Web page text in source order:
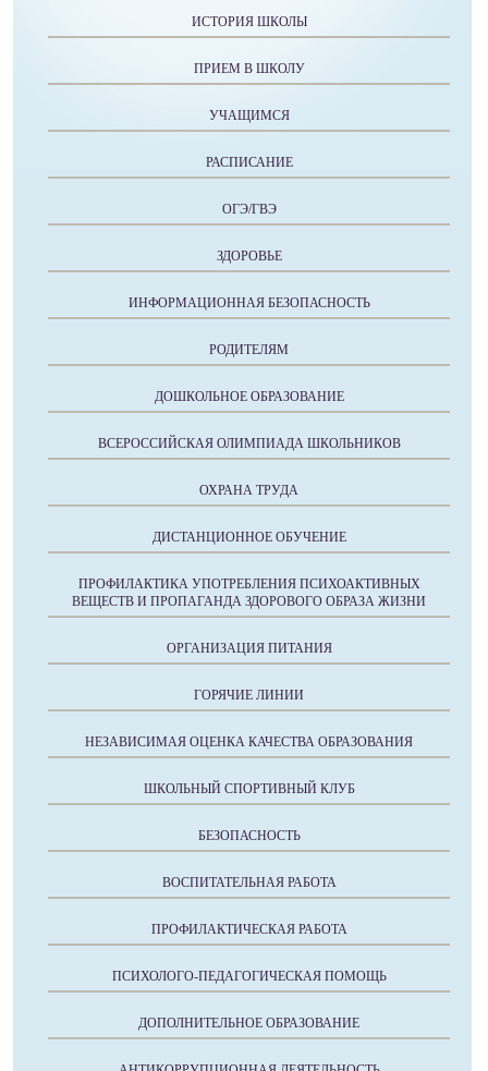
ИСТОРИЯ ШКОЛЫ
ПРИЕМ В ШКОЛУ
УЧАЩИМСЯ
РАСПИСАНИЕ
ОГЭ/ГВЭ
ЗДОРОВЬЕ
ИНФОРМАЦИОННАЯ БЕЗОПАСНОСТЬ
РОДИТЕЛЯМ
ДОШКОЛЬНОЕ ОБРАЗОВАНИЕ
ВСЕРОССИЙСКАЯ ОЛИМПИАДА ШКОЛЬНИКОВ
ОХРАНА ТРУДА
ДИСТАНЦИОННОЕ ОБУЧЕНИЕ
ПРОФИЛАКТИКА УПОТРЕБЛЕНИЯ ПСИХОАКТИВНЫХ
ВЕЩЕСТВ И ПРОПАГАНДА ЗДОРОВОГО ОБРАЗА ЖИЗНИ
ОРГАНИЗАЦИЯ ПИТАНИЯ
ГОРЯЧИЕ ЛИНИИ
НЕЗАВИСИМАЯ ОЦЕНКА КАЧЕСТВА ОБРАЗОВАНИЯ
ШКОЛЬНЫЙ СПОРТИВНЫЙ КЛУБ
БЕЗОПАСНОСТЬ
ВОСПИТАТЕЛЬНАЯ РАБОТА
ПРОФИЛАКТИЧЕСКАЯ РАБОТА
ПСИХОЛОГО-ПЕДАГОГИЧЕСКАЯ ПОМОЩЬ
ДОПОЛНИТЕЛЬНОЕ ОБРАЗОВАНИЕ